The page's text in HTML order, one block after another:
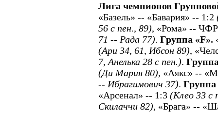
Лига чемпионов
«Базель» -- «Бавария» -- 1:2
56 с пен., 89), «Рома» --
71 -- Рада 77). Группа «F».
(Ари 34, 61, Ибсон 89),
7, Анелька 28 с пен.).
(Ди Мария 80), «Аякс» --
-- Ибрагимович 37). Группа
«Арсенал» -- 1:3 (Клео 33 с
Скилаччи 82), «Брага» --